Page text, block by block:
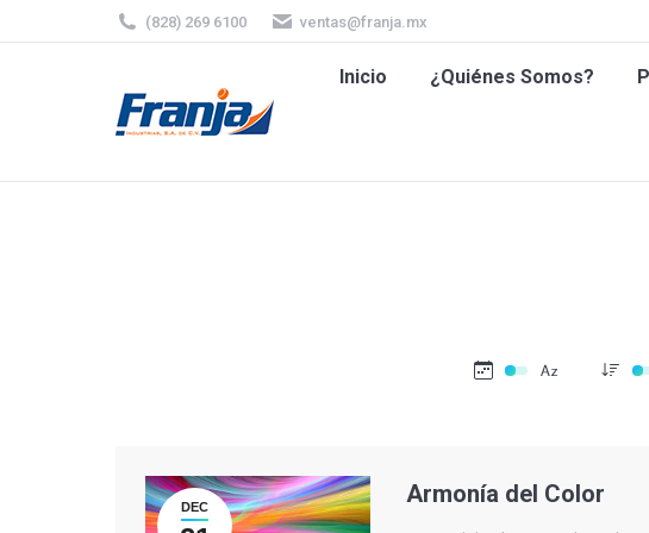
(828) 269 6100 ventas@franja.mx
Inicio ¿Quiénes Somos?
DEC Armonía del Color
Inicio